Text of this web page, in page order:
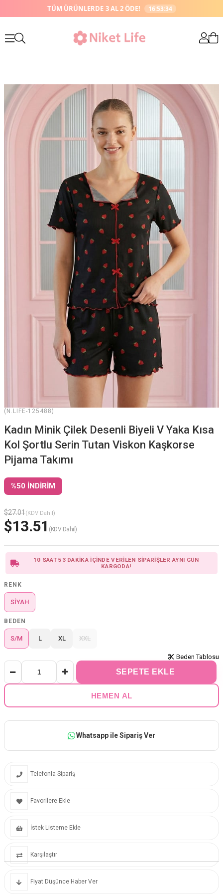
TÜM ÜRÜNLERDE 3 AL 2 ÖDE! 16:53:33
Kadın Minik Çilek Desenli Biyeli V Yaka Kısa
Kol Şortlu Serin Tutan Viskon Kaşkorse
Pijama Takımı
(N.LIFE-125488)
%50 İNDIRIM
$27.01(KDV Dahil)
$13.51 (KDV Dahil)
10 SAAT 53 DAKİKA İÇİNDE VERİLEN SİPARİŞLER AYNI GÜN
KARGODA!
RENK
SİYAH
BEDEN
S/M L XL XXL
Beden Tablosu
Whatsapp ile Sipariş Ver
Telefonla Sipariş
Favorilere Ekle
İstek Listeme Ekle
Karşılaştır
Fiyat Düşünce Haber Ver